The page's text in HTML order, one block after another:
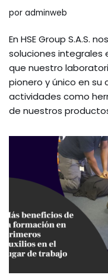
por adminweb
En HSE Group S.A.S.
soluciones integrales
que nuestro
pionero y único en su
actividades como
de nuestros